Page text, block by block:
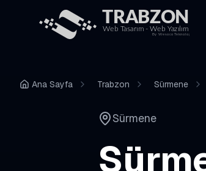
Ana Sayfa Trabzon Sürmene
Sürmene